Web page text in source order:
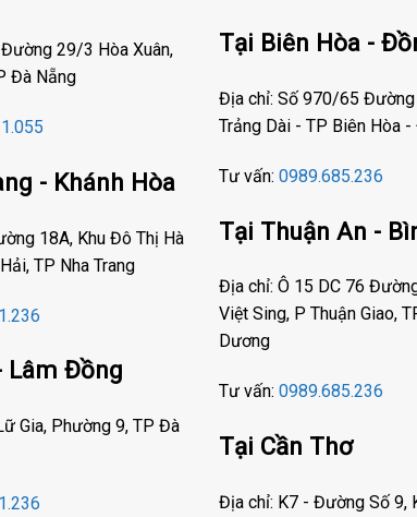
29/3 Hòa Xuân,
Đà Nẵng
- Khánh Hòa
18A, Khu Đô Thị Hà
TP Nha Trang
Lâm Đồng
Gia, Phường 9, TP Đà
Tại Biên Hòa -
Địa chỉ: Số 970/65
Trảng Dài - TP Biên Hòa
Tư vấn:0989.685.236
Tại Thuận An -
Địa chỉ: Ô 15 DC 76
Việt Sing, P Thuận Giao,
Dương
Tư vấn:0989.685.236
Tại Cần Thơ
Địa chỉ: K7 - Đường Số 9,